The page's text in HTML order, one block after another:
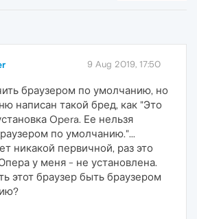
9 Aug 2019, 17:50
браузером по умолчанию, но
написан такой бред, как "Это
Opera. Ее нельзя
по умолчанию."...
никакой первичной, раз это
у меня - не установлена.
этот браузер быть браузером